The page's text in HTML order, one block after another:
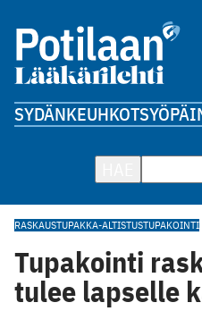
SYDÄNKEUHKOTSYÖPÄ
RASKAUSTUPAKKA-ALTISTUSTUPAKOINTI
Tupakointi
tulee lapselle